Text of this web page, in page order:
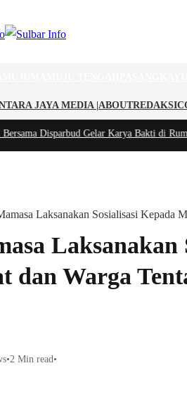
JAYA MEDIA | ABOUTREDAKSI
Disparbud Gelar Karya Bakti di Rumah
Laksanakan Sosialisasi Kepada
Laksanakan
dan Warga
•2 Min read•